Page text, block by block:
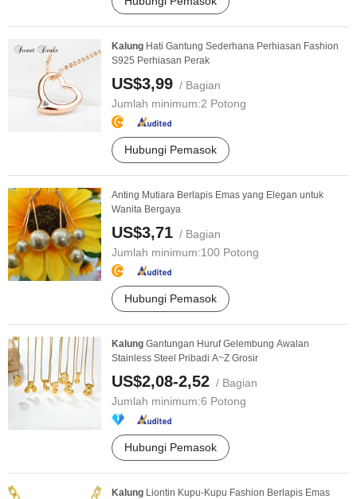
Kalung Hati Gantung Sederhana Perhiasan Fashion
S925 Perhiasan Perak
US$3,99 / Bagian
Jumlah minimum:2 Potong
Hubungi Pemasok
Anting Mutiara Berlapis Emas yang Elegan untuk
Wanita Bergaya
US$3,71 / Bagian
Jumlah minimum:100 Potong
Hubungi Pemasok
Kalung Gantungan Huruf Gelembung Awalan
Stainless Steel Pribadi A~Z Grosir
US$2,08-2,52 / Bagian
Jumlah minimum:6 Potong
Hubungi Pemasok
Kalung Liontin Kupu-Kupu Fashion Berlapis Emas